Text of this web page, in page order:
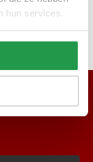
hun services.